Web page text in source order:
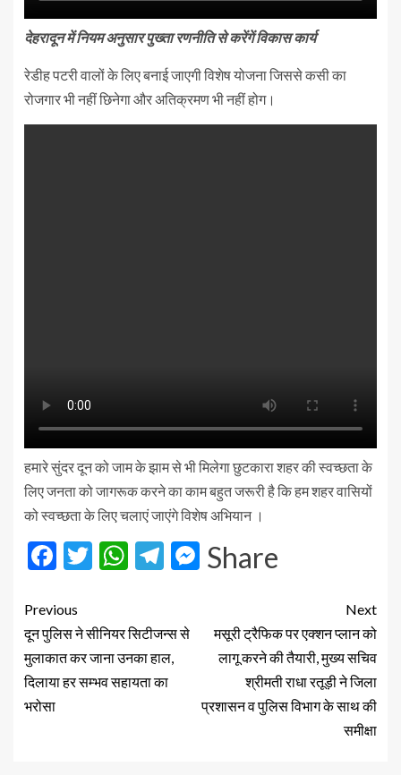
देहरादून में नियम अनुसार पुख्ता रणनीति से करेंगें विकास कार्य
रेडीह पटरी वालों के लिए बनाई जाएगी विशेष योजना जिससे कसी का
रोजगार भी नहीं छिनेगा और अतिक्रमण भी नहीं होग।
हमारे सुंदर दून को जाम के झाम से भी मिलेगा छुटकारा शहर की स्वच्छता के
लिए जनता को जागरूक करने का काम बहुत जरूरी है कि हम शहर वासियों
को स्वच्छता के लिए चलाएं जाएंगे विशेष अभियान ।
Facebook
Twitter
WhatsApp
Telegram
Messenger
Share
Previous
दून पुलिस ने सीनियर सिटीजन्स से
मुलाकात कर जाना उनका हाल,
दिलाया हर सम्भव सहायता का
भरोसा
Next
मसूरी ट्रैफिक पर एक्शन प्लान को
लागू करने की तैयारी, मुख्य सचिव
श्रीमती राधा रतूड़ी ने जिला
प्रशासन व पुलिस विभाग के साथ की
समीक्षा